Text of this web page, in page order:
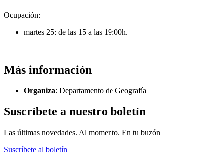
Ocupación:
martes 25: de las 15 a las 19:00h.
Más información
Organiza: Departamento de Geografía
Suscríbete a nuestro boletín
Las últimas novedades. Al momento. En tu buzón
Suscríbete al boletín